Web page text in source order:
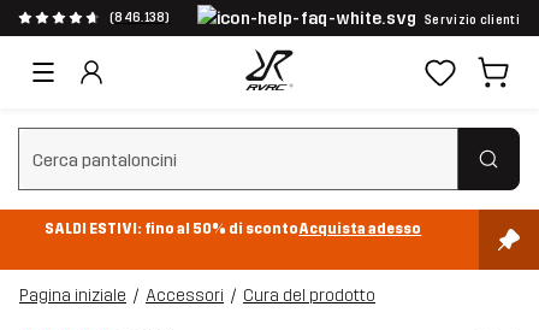
(846.138) Servizio clienti
Cancella ricerca
SALDI ESTIVI: fino al 50% di scontoAcquista adesso
Pagina iniziale Accessori Cura del prodotto